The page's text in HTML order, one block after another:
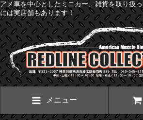
アメ車を中心としたミニカー、雑貨を取り扱
には実店舗もあります！
メニュー